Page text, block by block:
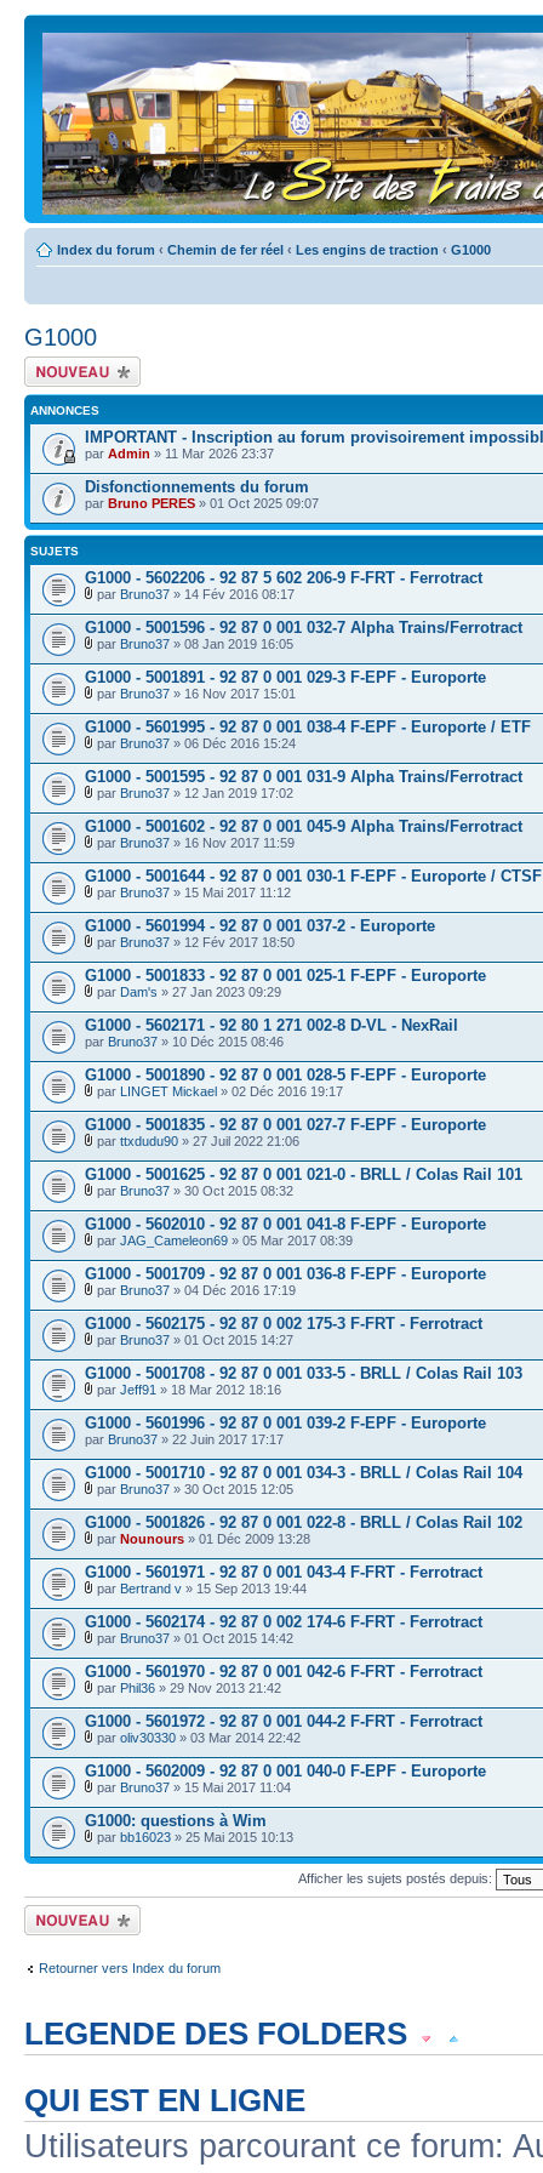
Index du forum ‹ Chemin de fer réel ‹ Les engins de traction ‹ G1000
G1000
Écrire un nouveau
sujet
ANNONCES
IMPORTANT - Inscription au forum provisoirement
par Admin » 11 Mar 2026 23:37
Disfonctionnements du forum
par Bruno PERES » 01 Oct 2025 09:07
SUJETS
G1000 - 5602206 - 92 87 5 602 206-9 F-FRT - Ferrotract
par Bruno37 » 14 Fév 2016 08:17
G1000 - 5001596 - 92 87 0 001 032-7 Alpha Trains/Ferrotract
par Bruno37 » 08 Jan 2019 16:05
G1000 - 5001891 - 92 87 0 001 029-3 F-EPF - Europorte
par Bruno37 » 16 Nov 2017 15:01
G1000 - 5601995 - 92 87 0 001 038-4 F-EPF - Europorte / ETF
par Bruno37 » 06 Déc 2016 15:24
G1000 - 5001595 - 92 87 0 001 031-9 Alpha Trains/Ferrotract
par Bruno37 » 12 Jan 2019 17:02
G1000 - 5001602 - 92 87 0 001 045-9 Alpha Trains/Ferrotract
par Bruno37 » 16 Nov 2017 11:59
G1000 - 5001644 - 92 87 0 001 030-1 F-EPF - Europorte / CTSF
par Bruno37 » 15 Mai 2017 11:12
G1000 - 5601994 - 92 87 0 001 037-2 - Europorte
par Bruno37 » 12 Fév 2017 18:50
G1000 - 5001833 - 92 87 0 001 025-1 F-EPF - Europorte
par Dam's » 27 Jan 2023 09:29
G1000 - 5602171 - 92 80 1 271 002-8 D-VL - NexRail
par Bruno37 » 10 Déc 2015 08:46
G1000 - 5001890 - 92 87 0 001 028-5 F-EPF - Europorte
par LINGET Mickael » 02 Déc 2016 19:17
G1000 - 5001835 - 92 87 0 001 027-7 F-EPF - Europorte
par ttxdudu90 » 27 Juil 2022 21:06
G1000 - 5001625 - 92 87 0 001 021-0 - BRLL / Colas Rail 101
par Bruno37 » 30 Oct 2015 08:32
G1000 - 5602010 - 92 87 0 001 041-8 F-EPF - Europorte
par JAG_Cameleon69 » 05 Mar 2017 08:39
G1000 - 5001709 - 92 87 0 001 036-8 F-EPF - Europorte
par Bruno37 » 04 Déc 2016 17:19
G1000 - 5602175 - 92 87 0 002 175-3 F-FRT - Ferrotract
par Bruno37 » 01 Oct 2015 14:27
G1000 - 5001708 - 92 87 0 001 033-5 - BRLL / Colas Rail 103
par Jeff91 » 18 Mar 2012 18:16
G1000 - 5601996 - 92 87 0 001 039-2 F-EPF - Europorte
par Bruno37 » 22 Juin 2017 17:17
G1000 - 5001710 - 92 87 0 001 034-3 - BRLL / Colas Rail 104
par Bruno37 » 30 Oct 2015 12:05
G1000 - 5001826 - 92 87 0 001 022-8 - BRLL / Colas Rail 102
par Nounours » 01 Déc 2009 13:28
G1000 - 5601971 - 92 87 0 001 043-4 F-FRT - Ferrotract
par Bertrand v » 15 Sep 2013 19:44
G1000 - 5602174 - 92 87 0 002 174-6 F-FRT - Ferrotract
par Bruno37 » 01 Oct 2015 14:42
G1000 - 5601970 - 92 87 0 001 042-6 F-FRT - Ferrotract
par Phil36 » 29 Nov 2013 21:42
G1000 - 5601972 - 92 87 0 001 044-2 F-FRT - Ferrotract
par oliv30330 » 03 Mar 2014 22:42
G1000 - 5602009 - 92 87 0 001 040-0 F-EPF - Europorte
par Bruno37 » 15 Mai 2017 11:04
G1000: questions à Wim
par bb16023 » 25 Mai 2015 10:13
Afficher les sujets postés depuis:
Écrire un nouveau
sujet
Retourner vers Index du forum
LEGENDE DES FOLDERS
Sujet populaire lu Sujet lu fermé Sujet lu fermé dans lequel j'ai posté
QUI EST EN LIGNE
Utilisateurs parcourant ce forum: